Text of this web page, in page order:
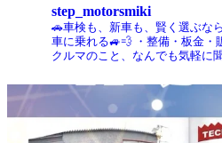
step_motorsmiki
🚗車検も、新車も、賢く選ぶな
車に乗れる🚙💨 ・整備・板金・
クルマのこと、なんでも気軽に